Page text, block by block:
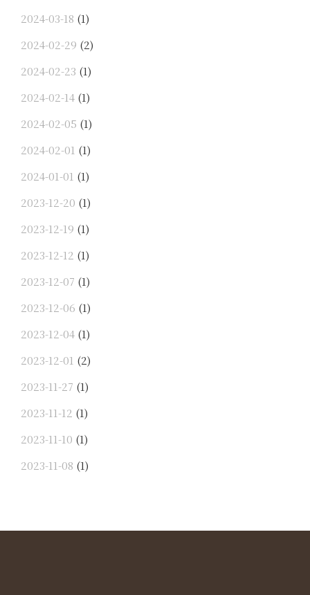
2024-03-18 (1)
2024-02-29 (2)
2024-02-23 (1)
2024-02-14 (1)
2024-02-05 (1)
2024-02-01 (1)
2024-01-01 (1)
2023-12-20 (1)
2023-12-19 (1)
2023-12-12 (1)
2023-12-07 (1)
2023-12-06 (1)
2023-12-04 (1)
2023-12-01 (2)
2023-11-27 (1)
2023-11-12 (1)
2023-11-10 (1)
2023-11-08 (1)